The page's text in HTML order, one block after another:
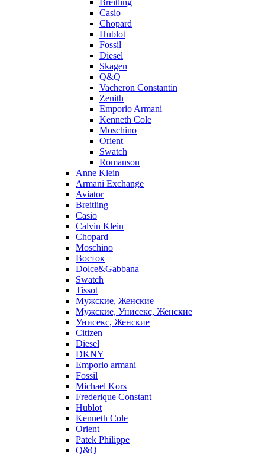
Breitling
Casio
Chopard
Hublot
Fossil
Diesel
Skagen
Q&Q
Vacheron Constantin
Zenith
Emporio Armani
Kenneth Cole
Moschino
Orient
Swatch
Romanson
Anne Klein
Armani Exchange
Aviator
Breitling
Casio
Calvin Klein
Chopard
Moschino
Восток
Dolce&Gabbana
Swatch
Tissot
Мужские, Женские
Мужские, Унисекс, Женские
Унисекс, Женские
Citizen
Diesel
DKNY
Emporio armani
Fossil
Michael Kors
Frederique Constant
Hublot
Kenneth Cole
Orient
Patek Philippe
Q&Q